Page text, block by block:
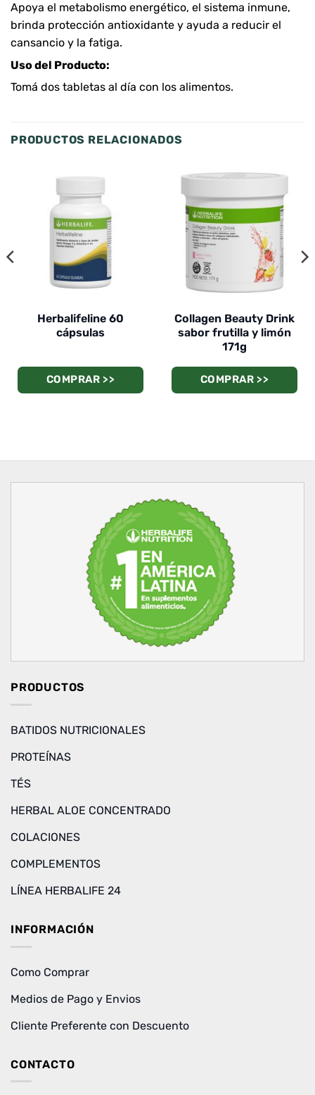
Apoya el metabolismo energético, el sistema inmune,
brinda protección antioxidante y ayuda a reducir el
cansancio y la fatiga.
Uso del Producto:
Tomá dos tabletas al día con los alimentos.
PRODUCTOS RELACIONADOS
Herbalifeline 60
cápsulas
COMPRAR >>
Collagen Beauty Drink
sabor frutilla y limón
171g
COMPRAR >>
PRODUCTOS
BATIDOS NUTRICIONALES
PROTEÍNAS
TÉS
HERBAL ALOE CONCENTRADO
COLACIONES
COMPLEMENTOS
LÍNEA HERBALIFE 24
INFORMACIÓN
Como Comprar
Medios de Pago y Envios
Cliente Preferente con Descuento
CONTACTO